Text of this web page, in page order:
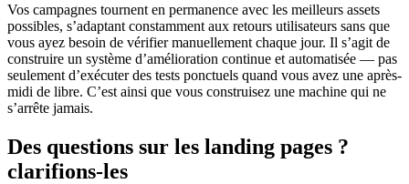
Vos campagnes tournent en permanence avec les meilleurs assets
possibles, s’adaptant constamment aux retours utilisateurs sans que
vous ayez besoin de vérifier manuellement chaque jour. Il s’agit de
construire un système d’amélioration continue et automatisée — pas
seulement d’exécuter des tests ponctuels quand vous avez une après-
midi de libre. C’est ainsi que vous construisez une machine qui ne
s’arrête jamais.
Des questions sur les landing pages ?
clarifions-les